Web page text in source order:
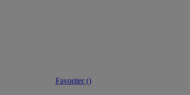
Favoriter ()